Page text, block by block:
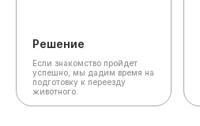
Решение
Если знакомство пройдет
успешно, мы дадим время на
подготовку к переезду
животного.